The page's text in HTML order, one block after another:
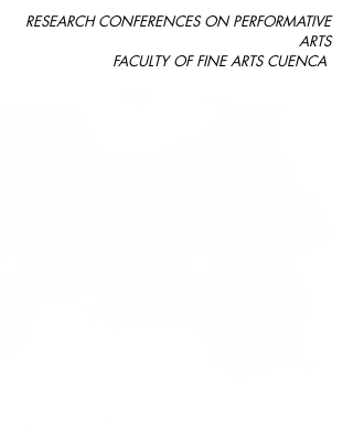
RESEARCH CONFERENCES ON PERFORMATIVE
ARTS
FACULTY OF FINE ARTS CUENCA